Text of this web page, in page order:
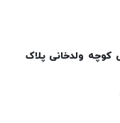
کوچه ولدخانی پلاک